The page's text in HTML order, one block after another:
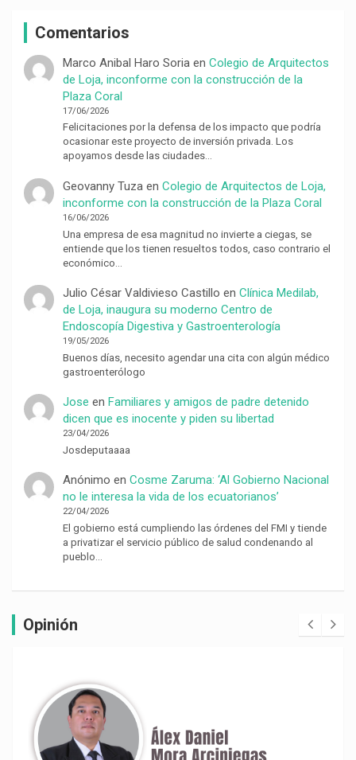
Comentarios
Marco Anibal Haro Soriaen Colegio de Arquitectos
de Loja, inconforme con la construcción de la
Plaza Coral
17/06/2026
Felicitaciones por la defensa de los impacto que podría
ocasionar este proyecto de inversión privada. Los
apoyamos desde las ciudades…
Geovanny Tuzaen Colegio de Arquitectos de Loja,
inconforme con la construcción de la Plaza Coral
16/06/2026
Una empresa de esa magnitud no invierte a ciegas, se
entiende que los tienen resueltos todos, caso contrario el
económico…
Julio César Valdivieso Castillo en Clínica Medilab,
de Loja, inaugura su moderno Centro de
Endoscopía Digestiva y Gastroenterología
19/05/2026
Buenos días, necesito agendar una cita con algún médico
gastroenterólogo
Jose en Familiares y amigos de padre detenido
dicen que es inocente y piden su libertad
23/04/2026
Josdeputaaaa
Anónimo en Cosme Zaruma: ‘Al Gobierno Nacional
no le interesa la vida de los ecuatorianos’
22/04/2026
El gobierno está cumpliendo las órdenes del FMI y tiende
a privatizar el servicio público de salud condenando al
pueblo…
Opinión